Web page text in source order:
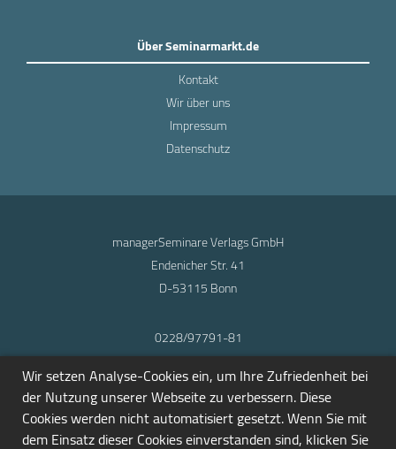
Über Seminarmarkt.de
Kontakt
Wir über uns
Impressum
Datenschutz
managerSeminare Verlags GmbH
Endenicher Str. 41
D-53115 Bonn
0228/97791-81
info@seminarmarkt.de
© 2001-2026
Wir setzen Analyse-Cookies ein, um Ihre Zufriedenheit bei
der Nutzung unserer Webseite zu verbessern. Diese
Cookies werden nicht automatisiert gesetzt. Wenn Sie mit
dem Einsatz dieser Cookies einverstanden sind, klicken Sie